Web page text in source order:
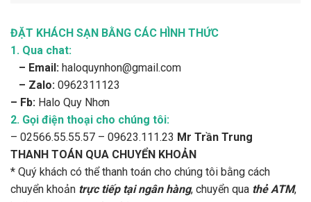
ĐẶT KHÁCH SẠN BẰNG CÁC HÌNH THỨC
1. Qua chat:
– Email: haloquynhon@gmail.com
– Zalo: 0962311123
– Fb: Halo Quy Nhơn
2. Gọi điện thoại cho chúng tôi:
– 02566.55.55.57 – 09623.111.23 Mr Trần Trung
THANH TOÁN QUA CHUYỂN KHOẢN
* Quý khách có thể thanh toán cho chúng tôi bằng cách
chuyển khoản trực tiếp tại ngân hàng, chuyển qua thẻ ATM,